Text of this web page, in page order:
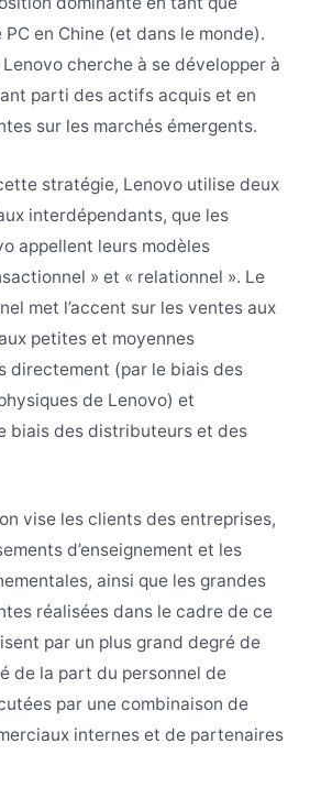
en Chine (et dans le monde).
cherche à se développer à
parti des actifs acquis et en
sur les marchés émergents.
stratégie, Lenovo utilise deux
interdépendants, que les
appellent leurs modèles
» et « relationnel ». Le
met l’accent sur les ventes aux
petites et moyennes
directement (par le biais des
de Lenovo) et
biais des distributeurs et des
vise les clients des entreprises,
d’enseignement et les
ainsi que les grandes
réalisées dans le cadre de ce
par un plus grand degré de
de la part du personnel de
par une combinaison de
internes et de partenaires